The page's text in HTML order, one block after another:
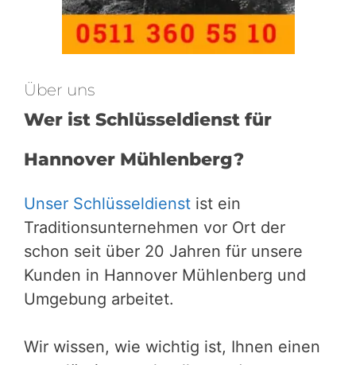
Über uns
Wer ist Schlüsseldienst für
Hannover Mühlenberg?
Unser Schlüsseldienst ist ein
Traditionsunternehmen vor Ort der
schon seit über 20 Jahren für unsere
Kunden in Hannover Mühlenberg und
Umgebung arbeitet.
Wir wissen, wie wichtig ist, Ihnen einen